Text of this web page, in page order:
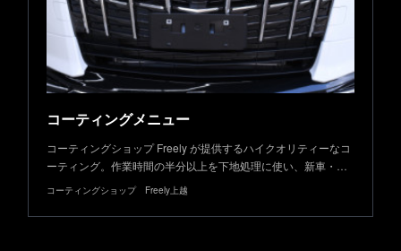
コーティングメニュー
コーティングショップ Freely が提供するハイクオリティーなコ
ーティング。作業時間の半分以上を下地処理に使い、新車・…
コーティングショップ Freely上越